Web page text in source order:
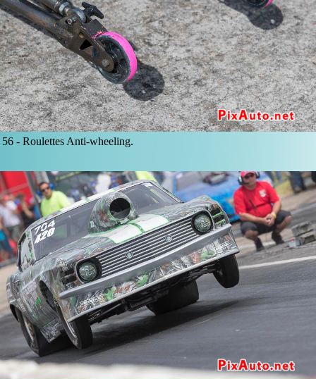
56 -Roulettes Anti-wheeling.